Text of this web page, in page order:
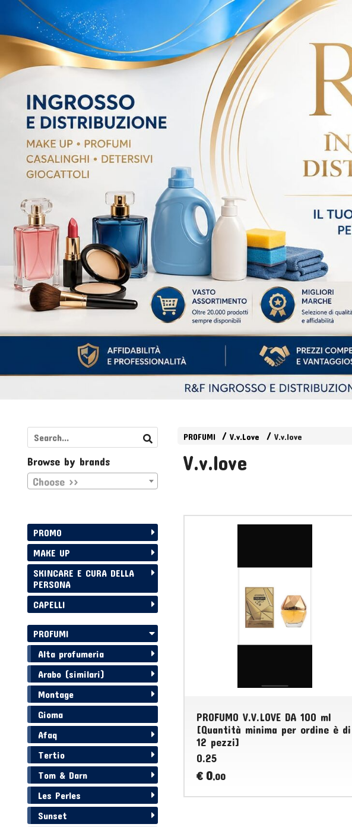
PROFUMI V.v.Love V.v.love
V.v.love
PROFUMO V.V.LOVE DA 100 ml
[Quantità minima per ordine è di
12 pezzi]
0.25
€ 0,00
Browse by brands
Choose >>
PROMO
MAKE UP
SKINCARE E CURA DELLA
PERSONA
CAPELLI
PROFUMI
Alta profumeria
Arabo (similari)
Montage
Gioma
Afaq
Tertio
Tom & Darn
Les Perles
Sunset